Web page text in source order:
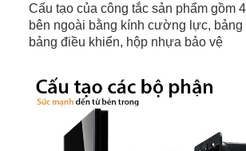
Cấu tạo của công tắc sản phẩm gồm
bên ngoài bằng kính cường lực, bảng
bảng điều khiển, hộp nhựa bảo vệ